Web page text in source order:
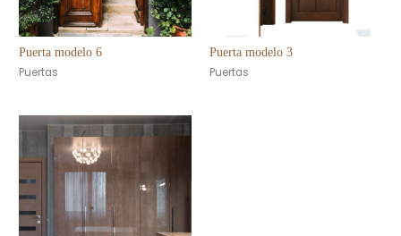
Puerta modelo 6
Puertas
Puerta modelo 3
Puertas